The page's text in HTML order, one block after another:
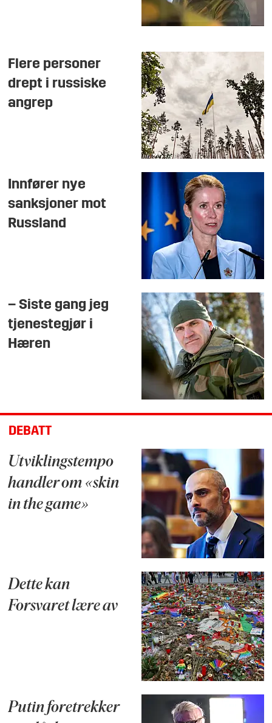
Flere personer
drept i russiske
angrep
Innfører nye
sanksjoner mot
Russland
– Siste gang jeg
tjenestegjør i
Hæren
DEBATT
Utviklingstempo
handler om «skin
in the game»
Dette kan
Forsvaret lære av
Putin foretrekker